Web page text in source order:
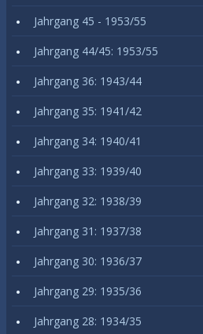
Jahrgang 45 - 1953/55
Jahrgang 44/45: 1953/55
Jahrgang 36: 1943/44
Jahrgang 35: 1941/42
Jahrgang 34: 1940/41
Jahrgang 33: 1939/40
Jahrgang 32: 1938/39
Jahrgang 31: 1937/38
Jahrgang 30: 1936/37
Jahrgang 29: 1935/36
Jahrgang 28: 1934/35